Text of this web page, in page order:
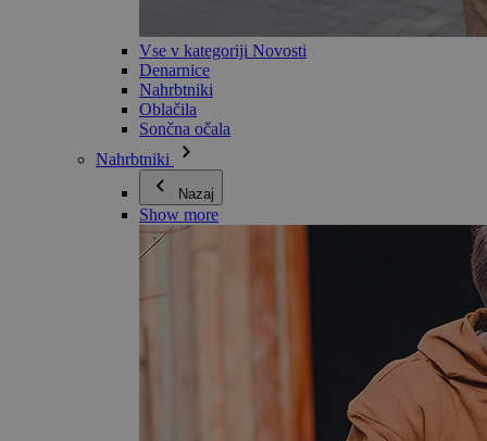
Vse v kategoriji Novosti
Denarnice
Nahrbtniki
Oblačila
Sončna očala
Nahrbtniki
Nazaj
Show more